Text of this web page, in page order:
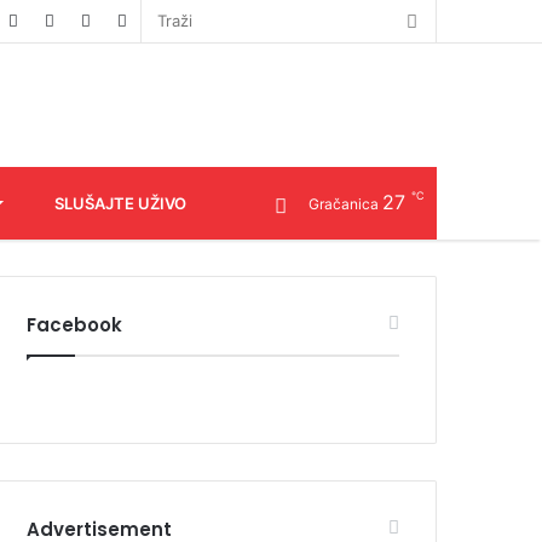
SLUŠAJTE UŽIVO Gračanica 27 ℃
Facebook
Advertisement